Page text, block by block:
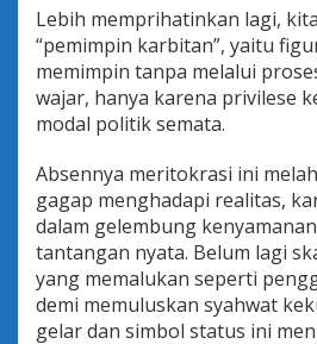
e
m
i
m
p
y
a
n
g
T
e
r
s
e
Lebih memprihatinkan lagi,
“pemimpin karbitan”, yaitu
memimpin tanpa melalui
wajar, hanya karena privilese
modal politik semata.
Absennya meritokrasi ini
gagap menghadapi realitas,
dalam gelembung
tantangan nyata. Belum lagi
yang memalukan seperti
demi memuluskan syahwat
gelar dan simbol status ini